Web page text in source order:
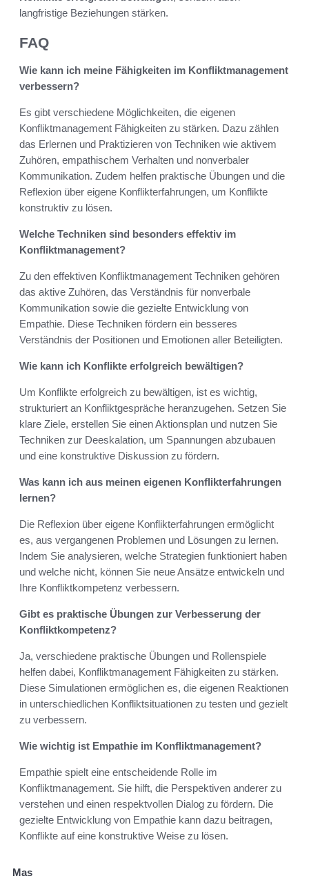
langfristige Beziehungen stärken.
FAQ
Wie kann ich meine Fähigkeiten im Konfliktmanagement
verbessern?
Es gibt verschiedene Möglichkeiten, die eigenen
Konfliktmanagement Fähigkeiten zu stärken. Dazu zählen
das Erlernen und Praktizieren von Techniken wie aktivem
Zuhören, empathischem Verhalten und nonverbaler
Kommunikation. Zudem helfen praktische Übungen und die
Reflexion über eigene Konflikterfahrungen, um Konflikte
konstruktiv zu lösen.
Welche Techniken sind besonders effektiv im
Konfliktmanagement?
Zu den effektiven Konfliktmanagement Techniken gehören
das aktive Zuhören, das Verständnis für nonverbale
Kommunikation sowie die gezielte Entwicklung von
Empathie. Diese Techniken fördern ein besseres
Verständnis der Positionen und Emotionen aller Beteiligten.
Wie kann ich Konflikte erfolgreich bewältigen?
Um Konflikte erfolgreich zu bewältigen, ist es wichtig,
strukturiert an Konfliktgespräche heranzugehen. Setzen Sie
klare Ziele, erstellen Sie einen Aktionsplan und nutzen Sie
Techniken zur Deeskalation, um Spannungen abzubauen
und eine konstruktive Diskussion zu fördern.
Was kann ich aus meinen eigenen Konflikterfahrungen
lernen?
Die Reflexion über eigene Konflikterfahrungen ermöglicht
es, aus vergangenen Problemen und Lösungen zu lernen.
Indem Sie analysieren, welche Strategien funktioniert haben
und welche nicht, können Sie neue Ansätze entwickeln und
Ihre Konfliktkompetenz verbessern.
Gibt es praktische Übungen zur Verbesserung der
Konfliktkompetenz?
Ja, verschiedene praktische Übungen und Rollenspiele
helfen dabei, Konfliktmanagement Fähigkeiten zu stärken.
Diese Simulationen ermöglichen es, die eigenen Reaktionen
in unterschiedlichen Konfliktsituationen zu testen und gezielt
zu verbessern.
Wie wichtig ist Empathie im Konfliktmanagement?
Empathie spielt eine entscheidende Rolle im
Konfliktmanagement. Sie hilft, die Perspektiven anderer zu
verstehen und einen respektvollen Dialog zu fördern. Die
gezielte Entwicklung von Empathie kann dazu beitragen,
Konflikte auf eine konstruktive Weise zu lösen.
Mas